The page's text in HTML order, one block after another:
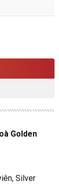
Golden
Silver